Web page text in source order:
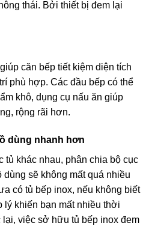
thái. Bởi thiết bị đem lại
căn bếp tiết kiệm diện tích
phù hợp. Các đầu bếp có thể
khô, dụng cụ nấu ăn giúp
rộng rãi hơn.
dùng nhanh hơn
tủ khác nhau, phân chia bộ cục
dùng sẽ không mất quá nhiều
có tủ bếp inox, nếu không biết
lý khiến bạn mất nhiều thời
việc sở hữu tủ bếp inox đem